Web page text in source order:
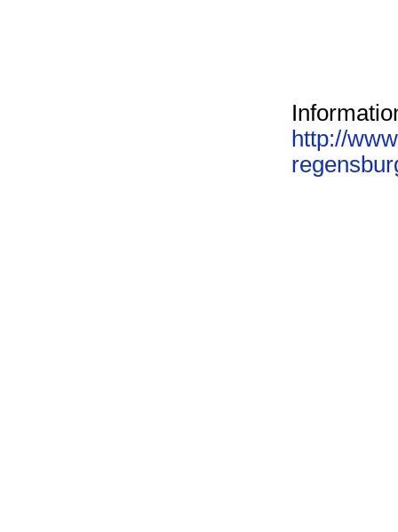
http://